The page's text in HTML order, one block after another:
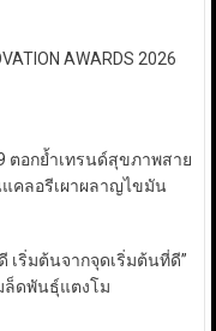
AWARDS 2026
ตอกย้ำเทรนด์สุขภาพสาย
นแคลอรีเผาผลาญไขมัน
เริ่มต้นจากจุดเริ่มต้นที่ดี”
ล็ดพันธุ์แตงโม